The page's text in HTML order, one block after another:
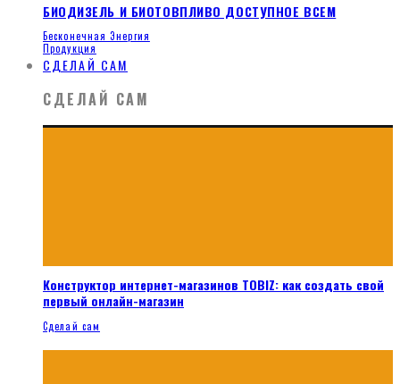
БИОДИЗЕЛЬ И БИОТОВПЛИВО ДОСТУПНОЕ ВСЕМ
Бесконечная Энергия
Продукция
СДЕЛАЙ САМ
СДЕЛАЙ САМ
Конструктор интернет-магазинов TOBIZ: как создать свой
первый онлайн-магазин
Сделай сам